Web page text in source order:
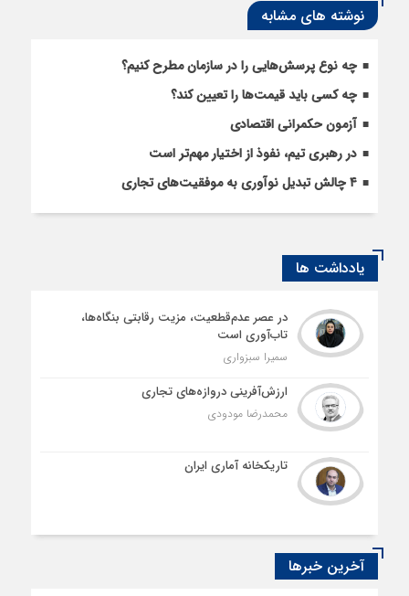
نوشته های مشابه
چه نوع پرسش‌هایی را در سازمان مطرح کنیم؟
چه کسی باید قیمت‌ها را تعیین کند؟
آزمون حکمرانی اقتصادی
در رهبری تیم، نفوذ از اختیار مهم‌تر است
۴ چالش تبدیل نوآوری به موفقیت‌های تجاری
یادداشت ها
در عصر عدم‌قطعیت، مزیت رقابتی بنگاه‌ها،
تاب‌آوری است
سمیرا سبزواری
ارزش‌آفرینی دروازه‌های تجاری
محمدرضا مودودی
تاریکخانه آماری ایران
آخرین خبرها